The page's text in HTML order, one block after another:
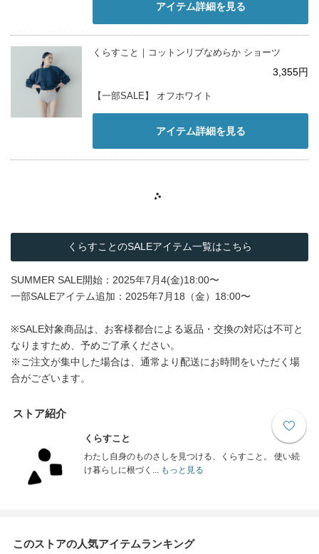
アイテム詳細を見る
くらすこと｜コットンリブなめらか ショーツ
3,355円
【一部SALE】 オフホワイト
アイテム詳細を見る
くらすことのSALEアイテム一覧はこちら
SUMMER SALE開始：2025年7月4(金)18:00〜
一部SALEアイテム追加：2025年7月18（金）18:00〜
※SALE対象商品は、お客様都合による返品・交換の対応は不可と
なりますため、予めご了承ください。
※ご注文が集中した場合は、通常より配送にお時間をいただく場
合がございます。
ストア紹介
くらすこと
わたし自身のものさしを見つける、くらすこと。 使い続
け暮らしに根づく...
もっと見る
このストアの人気アイテムランキング